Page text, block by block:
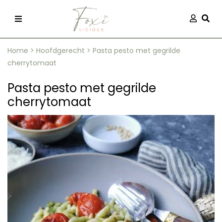
kleding
Home > Hoofdgerecht > Pasta pesto met gegrilde
cherrytomaat
Pasta pesto met gegrilde
cherrytomaat